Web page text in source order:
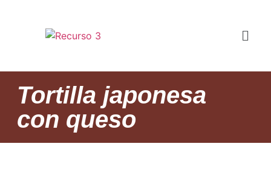
Tortilla japonesa
con queso